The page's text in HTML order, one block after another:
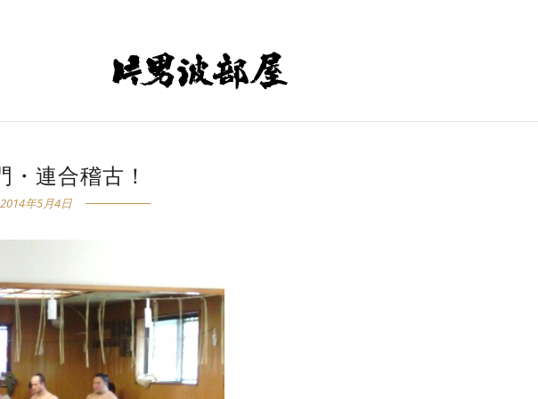
・連合稽古！
2014年5月4日